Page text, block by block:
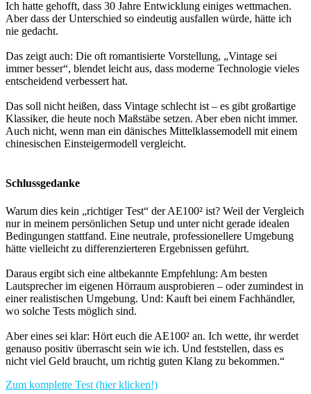
Ich hatte gehofft, dass 30 Jahre Entwicklung einiges wettmachen.
Aber dass der Unterschied so eindeutig ausfallen würde, hätte ich
nie gedacht.
Das zeigt auch: Die oft romantisierte Vorstellung, „Vintage sei
immer besser“, blendet leicht aus, dass moderne Technologie vieles
entscheidend verbessert hat.
Das soll nicht heißen, dass Vintage schlecht ist – es gibt großartige
Klassiker, die heute noch Maßstäbe setzen. Aber eben nicht immer.
Auch nicht, wenn man ein dänisches Mittelklassemodell mit einem
chinesischen Einsteigermodell vergleicht.
Schlussgedanke
Warum dies kein „richtiger Test“ der AE100² ist? Weil der Vergleich
nur in meinem persönlichen Setup und unter nicht gerade idealen
Bedingungen stattfand. Eine neutrale, professionellere Umgebung
hätte vielleicht zu differenzierteren Ergebnissen geführt.
Daraus ergibt sich eine altbekannte Empfehlung: Am besten
Lautsprecher im eigenen Hörraum ausprobieren – oder zumindest in
einer realistischen Umgebung. Und: Kauft bei einem Fachhändler,
wo solche Tests möglich sind.
Aber eines sei klar: Hört euch die AE100² an. Ich wette, ihr werdet
genauso positiv überrascht sein wie ich. Und feststellen, dass es
nicht viel Geld braucht, um richtig guten Klang zu bekommen.“
Zum komplette Test (hier klicken!)